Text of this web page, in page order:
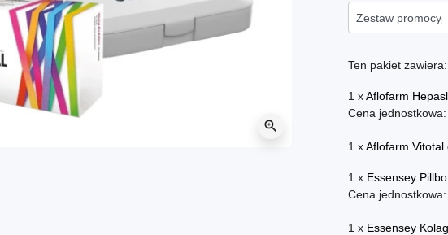
zoom_in
Ten pakiet zawiera:
1 xAflofarm
Cena
1 xAflofarm Vitotal
1 x Essensey
Cena jednostkowa:
1 x Essensey